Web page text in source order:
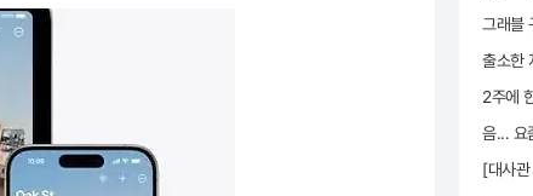
그래블
출소한
2주에
음... 요
[대사